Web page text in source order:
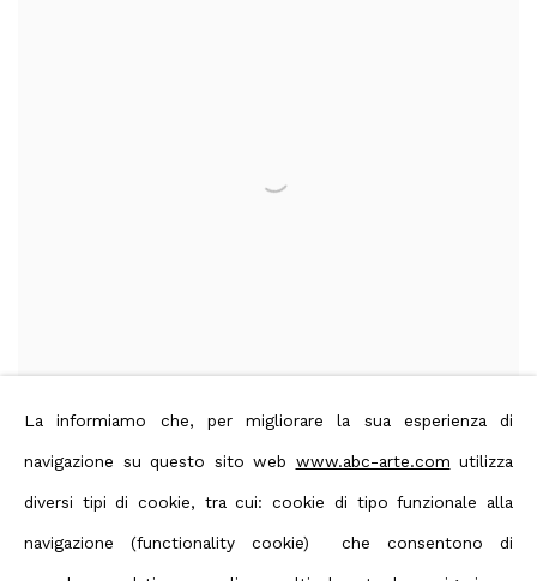
60 x 50 cm
23 5/8 x 19 3/4 in
La informiamo che, per migliorare la sua esperienza di
navigazione su questo sito web www.abc-arte.com utilizza
diversi tipi di cookie, tra cui: cookie di tipo funzionale alla
navigazione (functionality cookie) che consentono di